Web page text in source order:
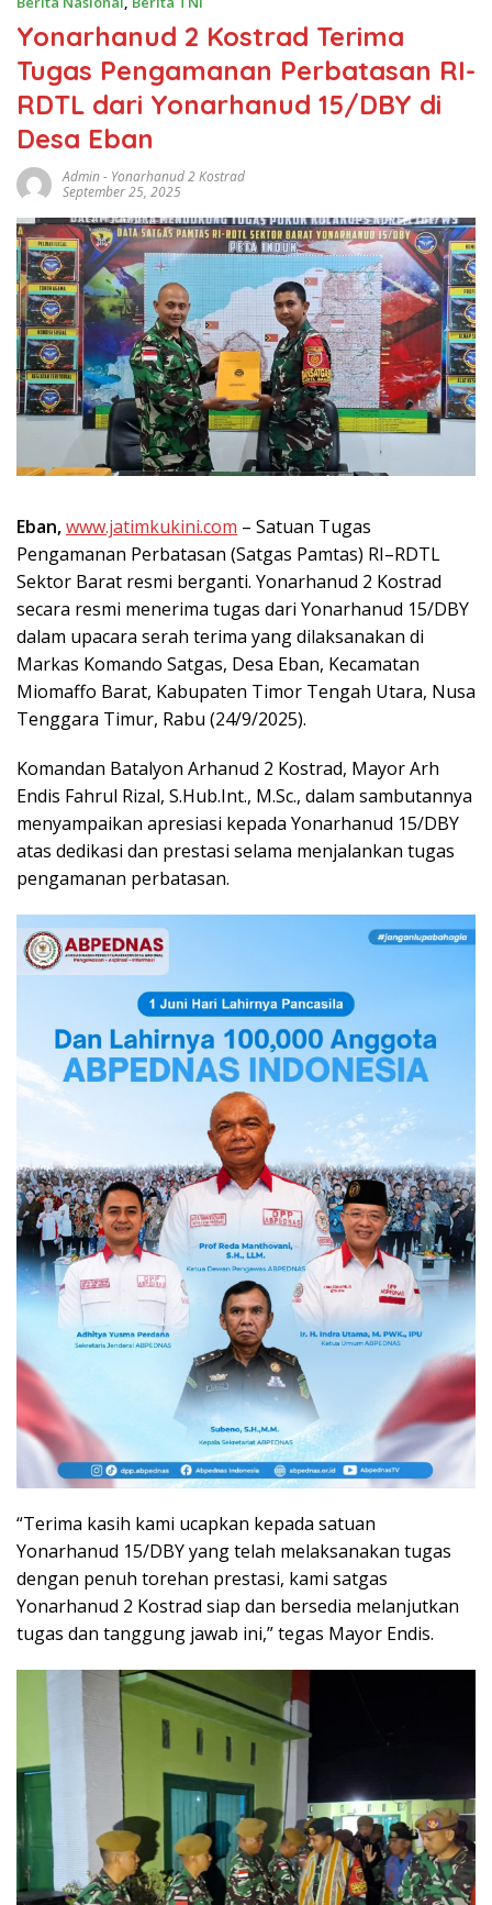
Yonarhanud 2 Kostrad Terima
Tugas Pengamanan Perbatasan RI-
RDTL dari Yonarhanud 15/DBY di
Desa Eban
Admin- Yonarhanud 2 Kostrad
September 25, 2025
Eban,www.jatimkukini.com – Satuan Tugas
Pengamanan Perbatasan (Satgas Pamtas) RI–RDTL
Sektor Barat resmi berganti. Yonarhanud 2 Kostrad
secara resmi menerima tugas dari Yonarhanud 15/DBY
dalam upacara serah terima yang dilaksanakan di
Markas Komando Satgas, Desa Eban, Kecamatan
Miomaffo Barat, Kabupaten Timor Tengah Utara, Nusa
Tenggara Timur, Rabu (24/9/2025).
Komandan Batalyon Arhanud 2 Kostrad, Mayor Arh
Endis Fahrul Rizal, S.Hub.Int., M.Sc., dalam sambutannya
menyampaikan apresiasi kepada Yonarhanud 15/DBY
atas dedikasi dan prestasi selama menjalankan tugas
pengamanan perbatasan.
“Terima kasih kami ucapkan kepada satuan
Yonarhanud 15/DBY yang telah melaksanakan tugas
dengan penuh torehan prestasi, kami satgas
Yonarhanud 2 Kostrad siap dan bersedia melanjutkan
tugas dan tanggung jawab ini,” tegas Mayor Endis.